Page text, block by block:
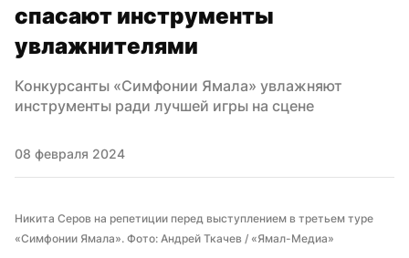
спасают инструменты
увлажнителями
Конкурсанты «Симфонии Ямала» увлажняют
инструменты ради лучшей игры на сцене
08 февраля 2024
Никита Серов на репетиции перед выступлением в третьем туре
«Симфонии Ямала». Фото: Андрей Ткачев / «Ямал-Медиа»